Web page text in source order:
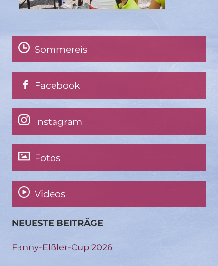
Sommereis
Facebook
Instagram
Fotos
Videos
NEUESTE BEITRÄGE
Fanny-Elßler-Cup 2026